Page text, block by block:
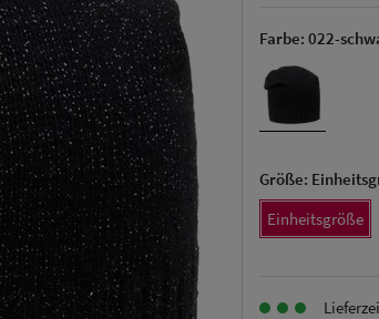
Farbe: 022-
Größe:
Einheitsgröße